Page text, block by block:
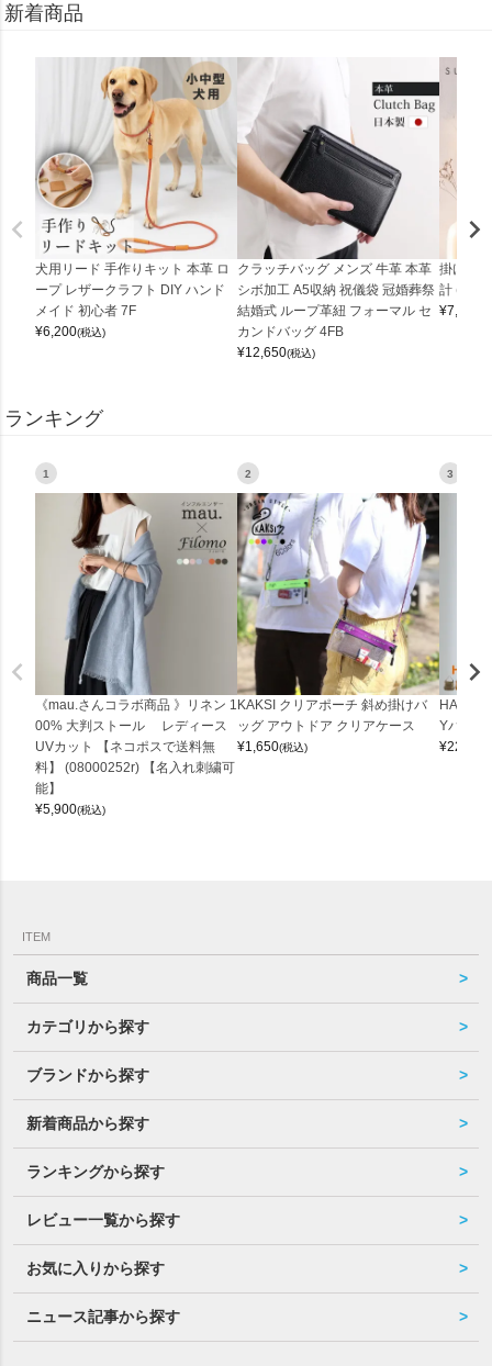
新着商品
犬用リード 手作りキット 本革 ロ
ープ レザークラフト DIY ハンド
メイド 初心者 7F
¥6,200(税込)
クラッチバッグ メンズ 牛革 本革
シボ加工 A5収納 祝儀袋 冠婚葬祭
結婚式 ループ革紐 フォーマル セ
カンドバッグ 4FB
¥12,650(税込)
掛け時
計
¥7,150
ランキング
1
《mau.さんコラボ商品 》リネン 1
00% 大判ストール レディース
UVカット 【ネコポスで送料無
料】 (08000252r) 【名入れ刺繍可
能】
¥5,900(税込)
2
KAKSI クリアポーチ 斜め掛けバ
ッグ アウトドア クリアケース
¥1,650(税込)
3
Yバッグ
¥22,000
ITEM
商品一覧
カテゴリから探す
ブランドから探す
新着商品から探す
ランキングから探す
レビュー一覧から探す
お気に入りから探す
ニュース記事から探す